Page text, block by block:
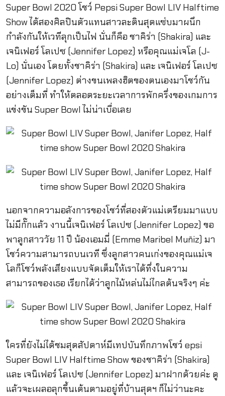
Super Bowl 2020 โชว์ Pepsi Super Bowl LIV Halftime
Show ได้สองศิลปินตัวแทนสาวละตินสุดแซ่บมาผนึก
กำลังกันให้เวทีลุกเป็นไฟ นั่นก็คือ ชาคิร่า (Shakira) และ
เจนิเฟอร์ โลเปซ (Jennifer Lopez) หรือคุณแม่เจโล (J-
Lo) นั่นเอง โดยทั้งชาคิร่า (Shakira) และ เจนิเฟอร์ โลเปซ
(Jennifer Lopez) ต่างขนเพลงฮิตของตนเองมาโชว์กัน
อย่างเต็มที่ ทำให้ตลอดระยะเวลาการพักครึ่งของเกมการ
แข่งขัน Super Bowl ไม่น่าเบื่อเลย
นอกจากความอลังการของโชว์ที่สองตัวแม่เตรียมมาแบบ
ไม่มีกั๊กแล้ว งานนี้เจนิเฟอร์ โลเปซ (Jennifer Lopez) ขอ
พาลูกสาววัย 11 ปี น้องเอมมี่ (Emme Maribel Muñiz) มา
โชว์ความสามารถบนเวที ซึ่งลูกสาวคนเก่งของคุณแม่เจ
โลก็โชว์พลังเสียงแบบจัดเต็มให้เราได้ทึ่งในความ
สามารถของเธอ เรียกได้ว่าลูกไม้หล่นไม่ไกลต้นจริงๆ ค่ะ
ใครที่ยังไม่ได้ชมสุดสัปดาห์มีเทปบันทึกภาพโชว์ epsi
Super Bowl LIV Halftime Show ของชาคิร่า (Shakira)
และ เจนิเฟอร์ โลเปซ (Jennifer Lopez) มาฝากด้วยค่ะ ดู
แล้วจะเผลอลุกขึ้นเต้นตามอยู่ที่บ้านสุดฯ ก็ไม่ว่านะคะ